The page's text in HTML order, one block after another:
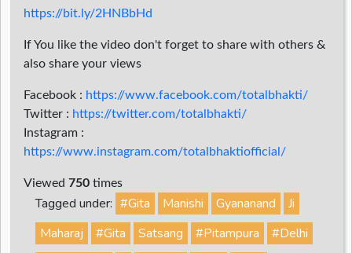
https://bit.ly/2HNBbHd
If You like the video don't forget to share with others &
also share your views
Facebook : https://www.facebook.com/totalbhakti/
Twitter : https://twitter.com/totalbhakti/
Instagram :
https://www.instagram.com/totalbhaktiofficial/
Viewed 750 times
Tagged under: #Gita Manishi Gyananand
Ji
Maharaj
#Gita Satsang #Pitampura
#Delhi